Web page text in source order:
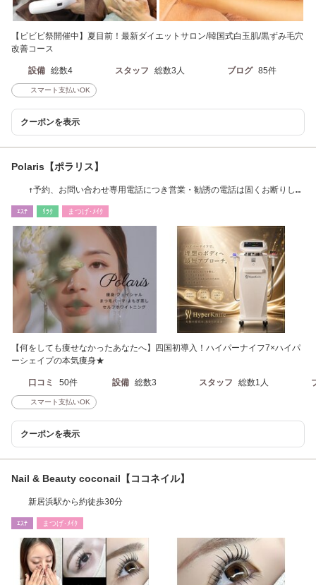
【ビビビ祭開催中】夏目前！最新ダイエットサロン/韓国式白玉肌/黒ずみ毛穴
改善コース
設備 総数4 スタッフ 総数3人 ブログ 85件
スマート支払いOK
クーポンを表示
Polaris【ポラリス】
↑予約、お問い合わせ専用電話につき営業・勧誘の電話は固くお断りしま
ｴｽﾃ ﾘﾗｸ まつげ･ﾒｲｸ
【何をしても痩せなかったあなたへ】四国初導入！ハイパーナイフ7×ハイパ
ーシェイプの本気痩身★
口コミ 50件 設備 総数3 スタッフ 総数1人
スマート支払いOK
クーポンを表示
Nail & Beauty coconail【ココネイル】
新居浜駅から約徒歩30分
ｴｽﾃ まつげ･ﾒｲｸ